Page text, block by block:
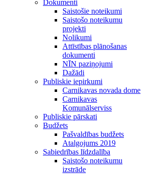
Dokumenti
Saistošie noteikumi
Saistošo noteikumu
projekti
Nolikumi
Attīstības plānošanas
dokumenti
NĪN paziņojumi
Dažādi
Publiskie iepirkumi
Carnikavas novada dome
Carnikavas
Komunālserviss
Publiskie pārskati
Budžets
Pašvaldības budžets
Atalgojums 2019
Sabiedrības līdzdalība
Saistošo noteikumu
izstrāde